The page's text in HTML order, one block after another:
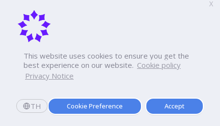
This website uses cookies to ensure you get the
best experience on our website. Cookie policy
Privacy Notice
TH Cookie Preference Accept
X
แฟกซ์
นโยบายเกี่ยวกับการใช้งานคุกกี้
การคุ้มครองข้อมูลส่วนบุคคล
Copyright ©2026 Dhurakij Pundit University. All rights reserved.